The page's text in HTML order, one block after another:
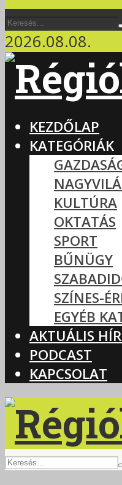
2026.08.08.
KEZDŐLAP
KATEGÓRIÁK
KULTÚRA
OKTATÁS
SPORT
BŰNÜGY
SZÍNES-
EGYÉB
AKTUÁLIS
PODCAST
KAPCSOLAT